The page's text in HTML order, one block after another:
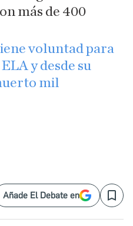
más de 400
voluntad para
y desde su
mil
Añade El Debate en Save